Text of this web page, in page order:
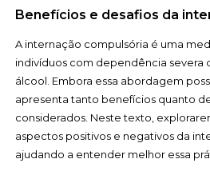
Benefícios e desafios da
A internação compulsória é uma
indivíduos com dependência severa
álcool. Embora essa abordagem
apresenta tanto benefícios quanto
considerados. Neste texto,
aspectos positivos e negativos da
ajudando a entender melhor essa